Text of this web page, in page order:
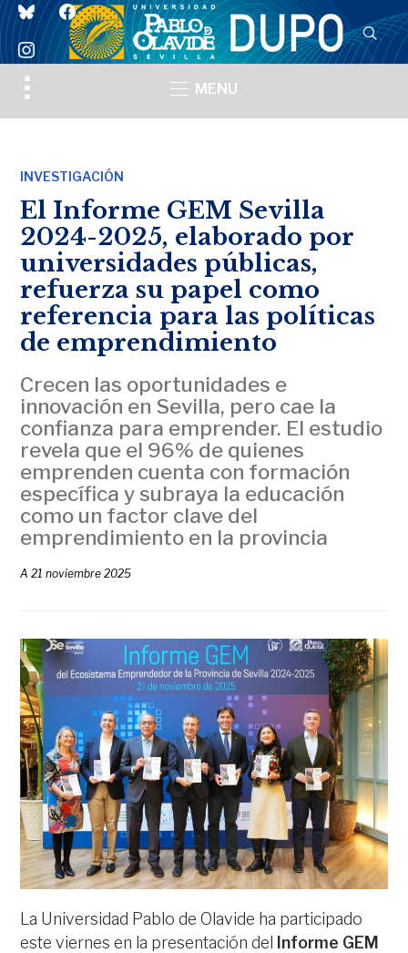
blueskyfacebook
instagram
Toggle
sidebar
MENU
INVESTIGACIÓN
El Informe GEM Sevilla
2024-2025, elaborado por
universidades públicas,
refuerza su papel como
referencia para las políticas
de emprendimiento
Crecen las oportunidades e
innovación en Sevilla, pero cae la
confianza para emprender. El estudio
revela que el 96% de quienes
emprenden cuenta con formación
específica y subraya la educación
como un factor clave del
emprendimiento en la provincia
A21 noviembre 2025
La Universidad Pablo de Olavide ha participado
este viernes en la presentación del
Informe GEM